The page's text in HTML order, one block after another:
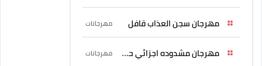
مهرجان سجن العذاب قافل مهرجانات
مهرجان مشدوده اجزائي حربونى مهرجانات